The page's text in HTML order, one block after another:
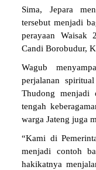
Sima, Jepara
tersebut menjadi
perayaan Waisak
Candi Borobudur,
Wagub
perjalanan
Thudong menjadi
tengah
warga Jateng juga
“Kami di
menjadi contoh
hakikatnya